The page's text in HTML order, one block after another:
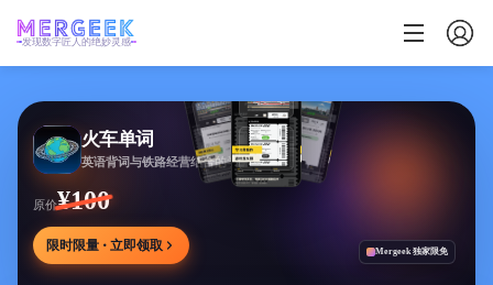
发现数字匠人的绝妙灵感
火车单词
英语背词与铁路经营结合的学习游戏，边玩边学
原价¥100
限时限量 · 立即领取 Mergeek 独家限免